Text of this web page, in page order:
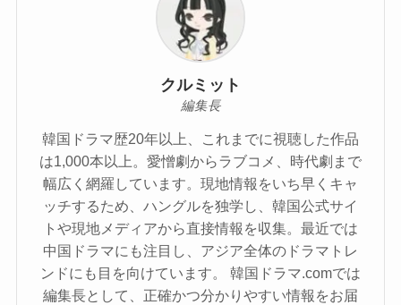
クルミット
編集長
韓国ドラマ歴20年以上、これまでに視聴した作品
は1,000本以上。愛憎劇からラブコメ、時代劇まで
幅広く網羅しています。現地情報をいち早くキャ
ッチするため、ハングルを独学し、韓国公式サイ
トや現地メディアから直接情報を収集。最近では
中国ドラマにも注目し、アジア全体のドラマトレ
ンドにも目を向けています。 韓国ドラマ.comでは
編集長として、正確かつ分かりやすい情報をお届